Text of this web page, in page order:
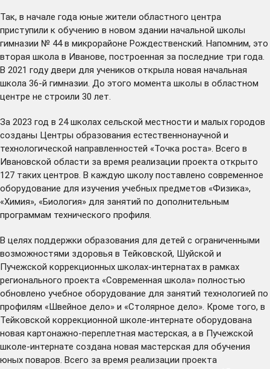
Так, в начале года юные жители областного центра
приступили к обучению в новом здании начальной школы
гимназии № 44 в микрорайоне Рождественский. Напомним, это
вторая школа в Иванове, построенная за последние три года.
В 2021 году двери для учеников открыла новая начальная
школа 36-й гимназии. До этого момента школы в областном
центре не строили 30 лет.
За 2023 год в 24 школах сельской местности и малых городов
созданы Центры образования естественнонаучной и
технологической направленностей «Точка роста». Всего в
Ивановской области за время реализации проекта открыто
127 таких центров. В каждую школу поставлено современное
оборудование для изучения учебных предметов «Физика»,
«Химия», «Биология» для занятий по дополнительным
программам технического профиля.
В целях поддержки образования для детей с ограниченными
возможностями здоровья в Тейковской, Шуйской и
Пучежской коррекционных школах-интернатах в рамках
регионального проекта «Современная школа» полностью
обновлено учебное оборудование для занятий технологией по
профилям «Швейное дело» и «Столярное дело». Кроме того, в
Тейковской коррекционной школе-интернате оборудована
новая картонажно-переплетная мастерская, а в Пучежской
школе-интернате создана новая мастерская для обучения
юных поваров. Всего за время реализации проекта